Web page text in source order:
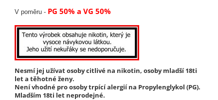
V poměru - PG 50% a VG 50%
Nesmí jej užívat osoby citlivé na nikotin, osoby mladší 18ti
let a těhotné ženy.
Není vhodné pro osoby trpící alergií na Propylenglykol (PG).
Mladším 18ti let neprodejné.